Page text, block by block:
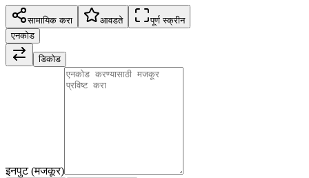
सामायिक करा आवडते
पूर्ण स्क्रीन
एनकोड
डिकोड
इनपुट (मजकूर)